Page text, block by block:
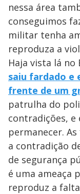
nessa área
conseguimos
militar tenha
reproduza a
Haja vista lá
saiu fardado e
frente de um
patrulha do
contradições, e
permanecer.
a contradição
de segurança
é uma ameaça
reproduz a